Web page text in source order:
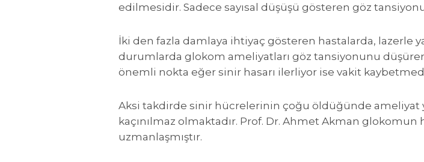
edilmesidir. Sadece sayısal düşüşü gösteren göz
İki den fazla damlaya ihtiyaç gösteren hastalarda, lazerle
durumlarda glokom ameliyatları göz tansiyonunu
önemli nokta eğer sinir hasarı ilerliyor ise vakit
Aksi takdirde sinir hücrelerinin çoğu öldüğünde ameliyat
kaçınılmaz olmaktadır. Prof. Dr. Ahmet Akman
uzmanlaşmıştır.